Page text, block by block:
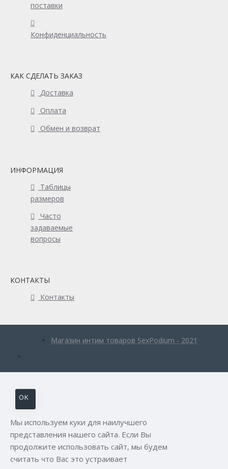
поставки
Конфиденциальность
КАК СДЕЛАТЬ ЗАКАЗ
Доставка
Оплата
Обмен и возврат
ИНФОРМАЦИЯ
Таблицы
размеров
Часто
задаваемые
вопросы
КОНТАКТЫ
Контакты
Магазин интим товаров SexPodium - 2021
OK
Мы используем куки для наилучшего
представления нашего сайта. Если Вы
продолжите использовать сайт, мы будем
считать что Вас это устраивает